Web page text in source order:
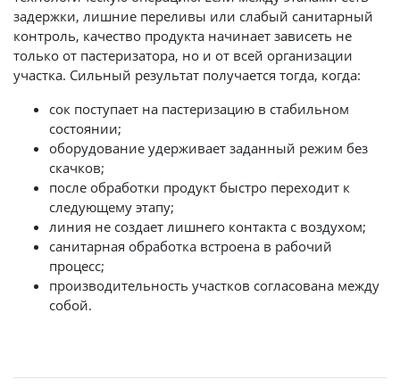
задержки, лишние переливы или слабый санитарный
контроль, качество продукта начинает зависеть не
только от пастеризатора, но и от всей организации
участка. Сильный результат получается тогда, когда:
сок поступает на пастеризацию в стабильном
состоянии;
оборудование удерживает заданный режим без
скачков;
после обработки продукт быстро переходит к
следующему этапу;
линия не создает лишнего контакта с воздухом;
санитарная обработка встроена в рабочий
процесс;
производительность участков согласована между
собой.